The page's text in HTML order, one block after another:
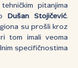
pitanjima
Dušan Stojičević.
su prošli kroz
tom imali veoma
specifičnostima